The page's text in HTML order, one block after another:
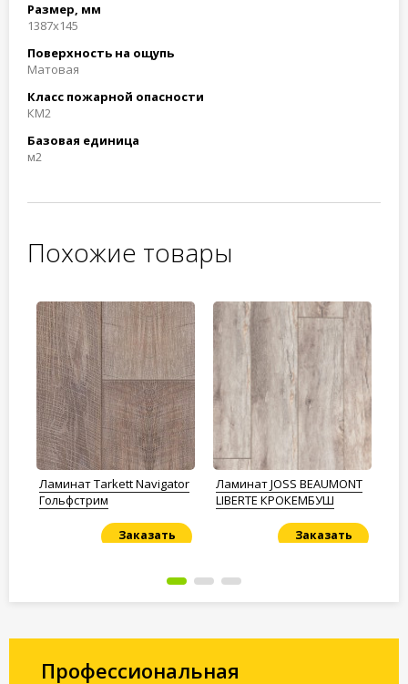
Размер, мм
1387х145
Поверхность на ощупь
Матовая
Класс пожарной опасности
КМ2
Базовая единица
м2
Похожие товары
Ламинат Tarkett Navigator
Гольфстрим
Заказать
Ламинат JOSS BEAUMONT
LIBERTE КРОКЕМБУШ
Заказать
Профессиональная